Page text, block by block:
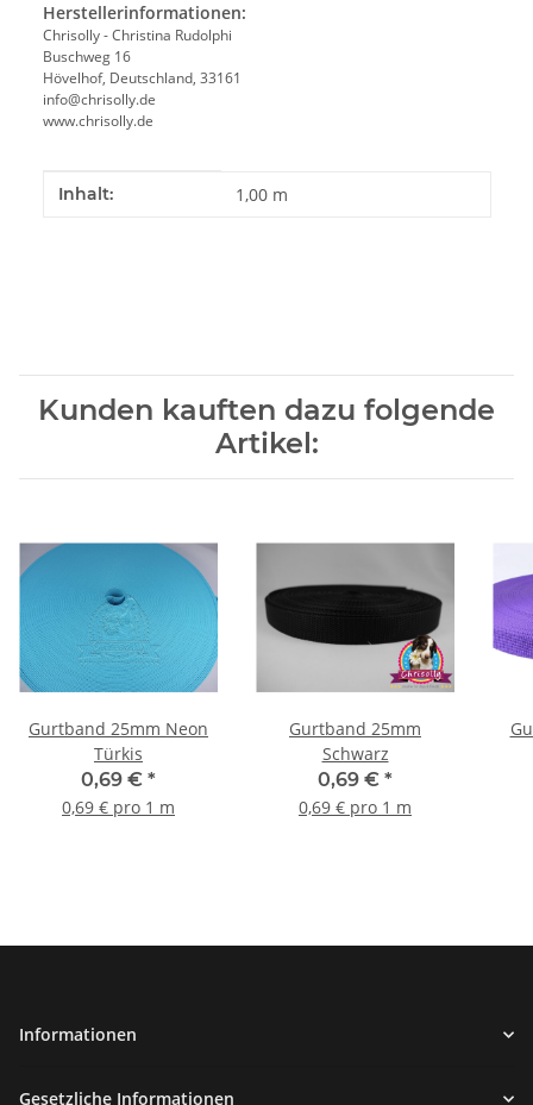
Herstellerinformationen:
Chrisolly - Christina Rudolphi
Buschweg 16
Hövelhof, Deutschland, 33161
info@chrisolly.de
www.chrisolly.de
Produkteigenschaft
Wert
Inhalt: 1,00 m
Kunden kauften dazu folgende
Artikel:
Gurtband 25mm Neon
Türkis
0,69 € *
0,69 € pro 1 m
Gurtband 25mm
Schwarz
0,69 € *
0,69 € pro 1 m
Informationen
Gesetzliche Informationen